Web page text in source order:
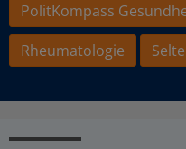
PolitKompass
Rheumatologie